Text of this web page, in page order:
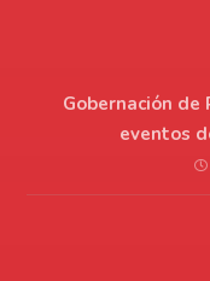
Gobernación
eventos